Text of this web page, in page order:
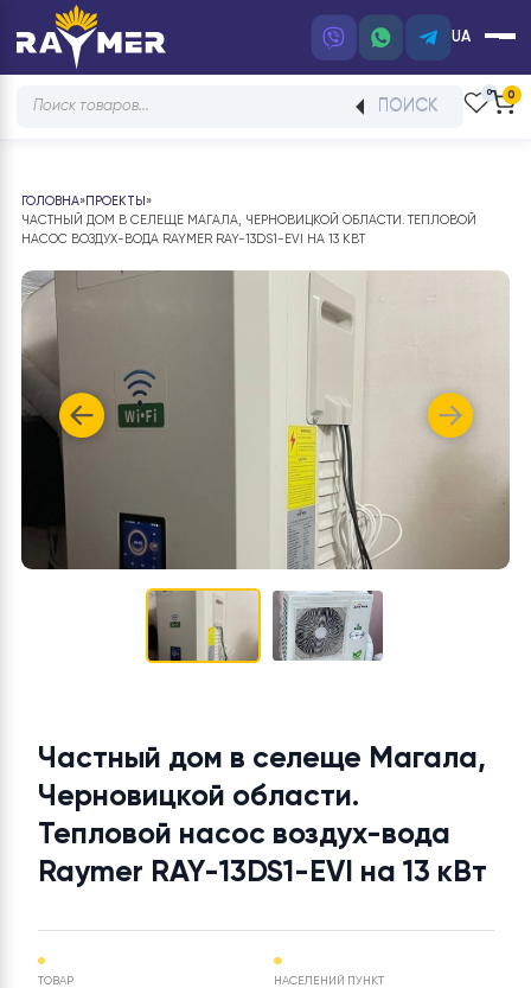
UA
Products
ПОИСК
ГОЛОВНА»ПРОЕКТЫ»
ЧАСТНЫЙ ДОМ В СЕЛЕЩЕ МАГАЛА, ЧЕРНОВИЦКОЙ ОБЛАСТИ. ТЕПЛОВОЙ
Частный дом в селеще
Черновицкой области.
Тепловой насос воздух-вода
Raymer RAY-13DS1-EVI на 13